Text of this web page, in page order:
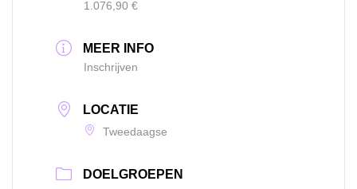
1.076,90 €
MEER INFO
Inschrijven
LOCATIE
Tweedaagse
DOELGROEPEN